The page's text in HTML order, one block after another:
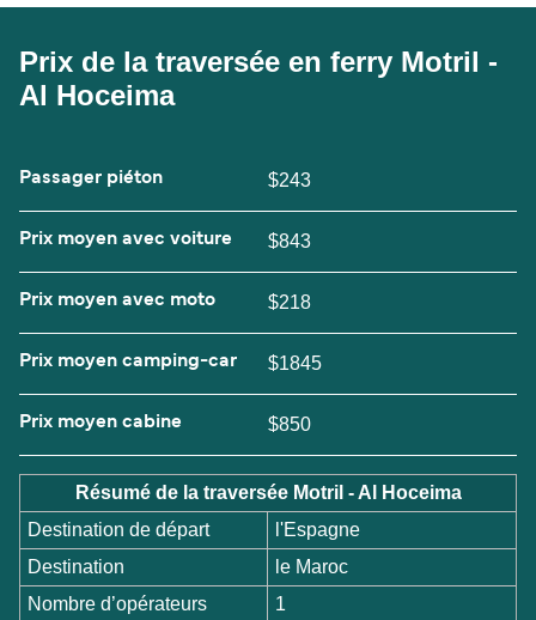
Prix de la traversée en ferry Motril -
Al Hoceima
Passager piéton $243
Prix moyen avec voiture $843
Prix moyen avec moto $218
Prix moyen camping-car $1845
Prix moyen cabine $850
Résumé de la traversée Motril - Al Hoceima
Destination de départ
l'Espagne
Destination
le Maroc
Nombre d’opérateurs
1